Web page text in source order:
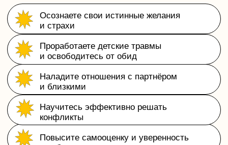
Этот факультет
выбирают
хочет не просто
изучать психологию,
а применять её в
жизни и работе!